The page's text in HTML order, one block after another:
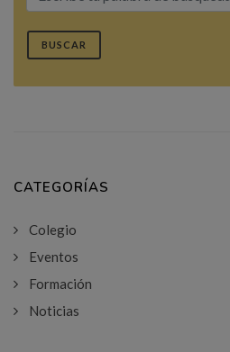
BUSCAR
CATEGORÍAS
Colegio
Eventos
Formación
Noticias